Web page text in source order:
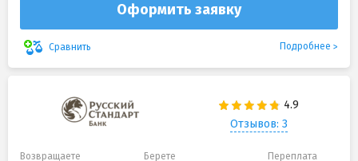
Оформить заявку
Сравнить Подробнее
Отзывов: 3
Возвращаете Берете Переплата